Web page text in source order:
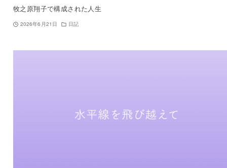
牧之原翔子で構成された人生
2026年6月21日 日記